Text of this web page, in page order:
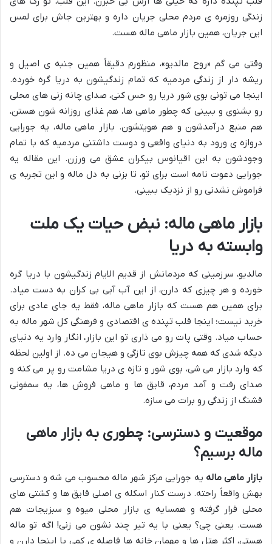
زندگی روزمره ی مردم محلی جریان داره و بهترین جاش برای لمس
این جریان، همین بازار ماهی ماله هست.
وقتی می گم «روح مالدیو»، منظورم دقیقاً همین جنبه ی اصیل و
ریشه دار از زندگی مردمیه که تمام زندگیشون به دریا گره خورده.
اینجا می تونی بوی شور دریا رو حس کنی، صدای چانه زنی های محلی
رو بشنوی و ببینی که چطور ماهی ها، هم غذای روزانه شون هستن،
هم منبع درآمدشون و هم هویتشون. بازار ماهی ماله، یه جورایی
دروازه ی ورود به دنیای واقعی و دوست داشتنی مردمیه که با تمام
وجودشون به این اقیانوس بیکران عشق می ورزن. این مقاله یه
جورایی دعوت نامه است برای تو، تا بزنی به دل ماله و این تجربه ی
فراموش نشدنی رو از نزدیک ببینی.
بازار ماهی ماله: نبض حیات یک ملت
وابسته به دریا
مالدیو، سرزمینی که مردمانش از قدیم الایام زندگیشون با دریا گره
خورده و هر چیزی که دارن، از این آب آبی بی کران به دست میاد.
برای همین هم هست که بازار ماهی ماله، فقط یه جای عادی برای
خرید نیست؛ اینجا قلب تپنده ی اقتصادی و فرهنگی کل شهر ماله به
حساب میاد. وقتی پات رو می ذاری تو این بازار، انگار وارد یه دنیای
دیگه شدی که همه چیزش بوی تازگی و هیجان می ده. از اولین لحظه
که وارد بازار می شی، بوی شور و تازه ی دریا مشامت رو پر می کنه و
صدای رفت و آمد مردم، قایق ها و ماهی فروش ها، یه سمفونی
قشنگ از زندگی رو برات می سازه.
موقعیت و دسترسی: چطوری به بازار ماهی
ماله برسیم؟
بازار ماهی ماله یه جورایی مرکز شهر ماله محسوب می شه و دسترسی
بهش واقعاً راحته. درست کنار اسکله ی اصلی قایق ها و کشتی های
محلی قرار گرفته و همسایه ی بازار محلی میوه و سبزیجات هم
هست. یعنی چی؟ یعنی با یه تیر چند نشون می زنی! اگه تو ماله
هستی، اکثر هتل ها و مهمان خانه ها فاصله ی کمی با اینجا دارن و